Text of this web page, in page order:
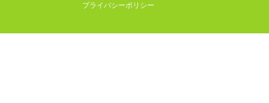
プライバシーポリシー